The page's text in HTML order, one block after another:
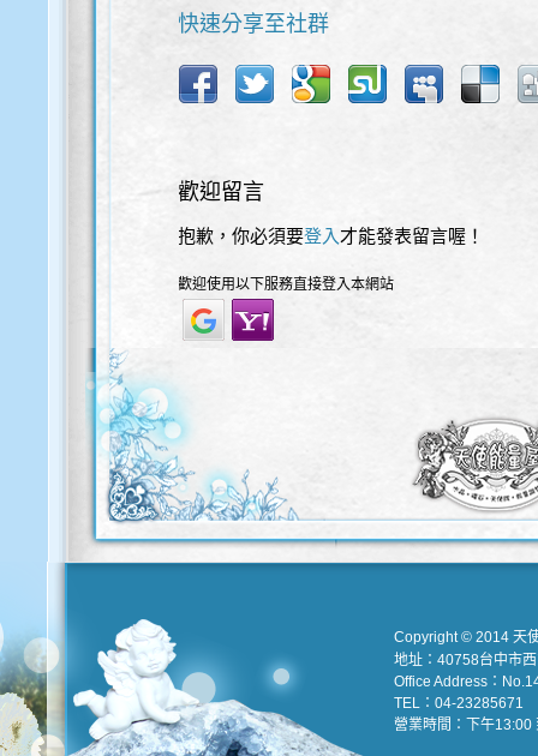
快速分享至社群
歡迎留言
抱歉，你必須要登入 才能發表留言喔！
歡迎使用以下服務直接登入本網站
Copyright © 2014 天
地址：40758台中市
Office Address：
TEL：04-23285671
營業時間：下午13:00